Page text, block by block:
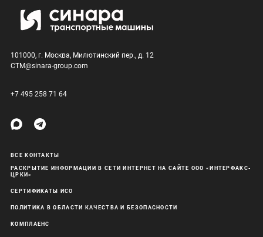
101000, г. Москва, Милютинский пер., д. 12
CTM@sinara-group.com
+7 495 258 71 64
ВСЕ КОНТАКТЫ
РАСКРЫТИЕ ИНФОРМАЦИИ В СЕТИ ИНТЕРНЕТ НА САЙТЕ ООО «ИНТЕРФАКС-
ЦРКИ»
СЕРТИФИКАТЫ ИСО
ПОЛИТИКА В ОБЛАСТИ КАЧЕСТВА И БЕЗОПАСНОСТИ
КОМПЛАЕНС